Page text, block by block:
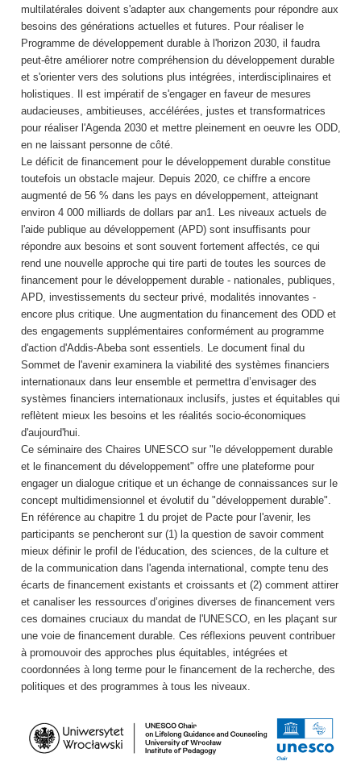
multilatérales doivent s'adapter aux changements pour répondre aux
besoins des générations actuelles et futures. Pour réaliser le
Programme de développement durable à l'horizon 2030, il faudra
peut-être améliorer notre compréhension du développement durable
et s'orienter vers des solutions plus intégrées, interdisciplinaires et
holistiques. Il est impératif de s'engager en faveur de mesures
audacieuses, ambitieuses, accélérées, justes et transformatrices
pour réaliser l'Agenda 2030 et mettre pleinement en oeuvre les ODD,
en ne laissant personne de côté.
Le déficit de financement pour le développement durable constitue
toutefois un obstacle majeur. Depuis 2020, ce chiffre a encore
augmenté de 56 % dans les pays en développement, atteignant
environ 4 000 milliards de dollars par an1. Les niveaux actuels de
l'aide publique au développement (APD) sont insuffisants pour
répondre aux besoins et sont souvent fortement affectés, ce qui
rend une nouvelle approche qui tire parti de toutes les sources de
financement pour le développement durable - nationales, publiques,
APD, investissements du secteur privé, modalités innovantes -
encore plus critique. Une augmentation du financement des ODD et
des engagements supplémentaires conformément au programme
d'action d'Addis-Abeba sont essentiels. Le document final du
Sommet de l'avenir examinera la viabilité des systèmes financiers
internationaux dans leur ensemble et permettra d’envisager des
systèmes financiers internationaux inclusifs, justes et équitables qui
reflètent mieux les besoins et les réalités socio-économiques
d'aujourd'hui.
Ce séminaire des Chaires UNESCO sur "le développement durable
et le financement du développement" offre une plateforme pour
engager un dialogue critique et un échange de connaissances sur le
concept multidimensionnel et évolutif du "développement durable".
En référence au chapitre 1 du projet de Pacte pour l'avenir, les
participants se pencheront sur (1) la question de savoir comment
mieux définir le profil de l'éducation, des sciences, de la culture et
de la communication dans l'agenda international, compte tenu des
écarts de financement existants et croissants et (2) comment attirer
et canaliser les ressources d’origines diverses de financement vers
ces domaines cruciaux du mandat de l'UNESCO, en les plaçant sur
une voie de financement durable. Ces réflexions peuvent contribuer
à promouvoir des approches plus équitables, intégrées et
coordonnées à long terme pour le financement de la recherche, des
politiques et des programmes à tous les niveaux.